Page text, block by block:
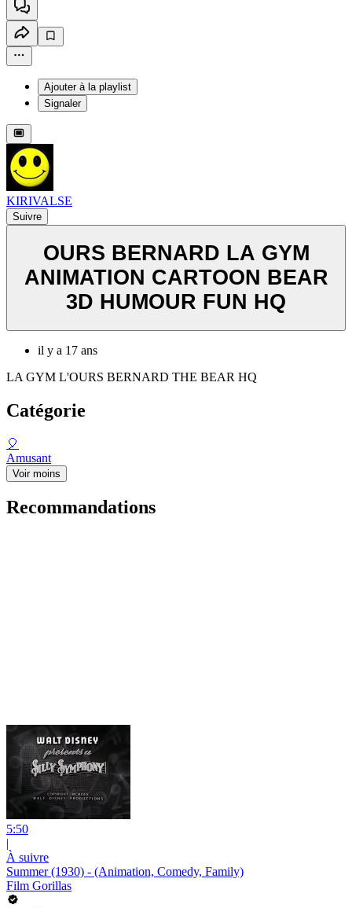
Ajouter à la playlist
Signaler
KIRIVALSE
Suivre
OURS BERNARD LA GYM
ANIMATION CARTOON BEAR
3D HUMOUR FUN HQ
il y a 17 ans
LA GYM L'OURS BERNARD THE BEAR HQ
Catégorie
🎈
Amusant
Voir moins
Recommandations
5:50
|
À suivre
Summer (1930) - (Animation, Comedy, Family)
Film Gorillas